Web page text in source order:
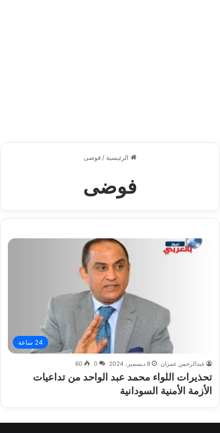
الرئيسية /فوضى
فوضى
24 ساعة
عبدالرحمن عمران 8 ديسمبر، 2024 0
60
تحذيرات اللواء محمد عبد الواحد من تداعيات
الأزمة الأمنية السودانية